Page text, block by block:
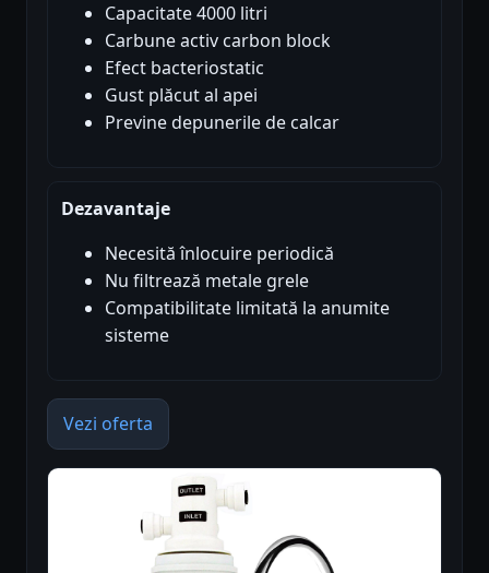
Capacitate 4000 litri
Carbune activ carbon block
Efect bacteriostatic
Gust plăcut al apei
Previne depunerile de calcar
Dezavantaje
Necesită înlocuire periodică
Nu filtrează metale grele
Compatibilitate limitată la anumite
sisteme
Vezi oferta